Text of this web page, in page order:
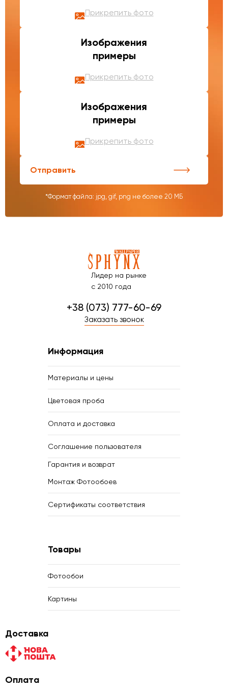
Прикрепить фото
Изображения
примеры
Прикрепить фото
Изображения
примеры
Прикрепить фото
Отправить
*Формат файла: jpg, gif, png не более 20 МБ
Лидер на рынке
с 2010 года
+38 (073) 777-60-69
Заказать звонок
Информация
Материалы и цены
Цветовая проба
Оплата и доставка
Соглашение пользователя
Гарантия и возврат
Монтаж Фотообоев
Сертификаты соответствия
Товары
Фотообои
Картины
Доставка
Оплата